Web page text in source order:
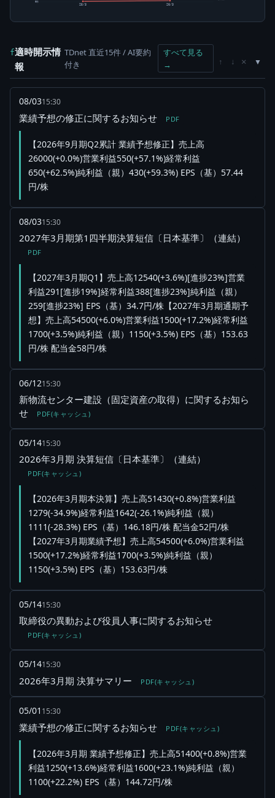
0株
25/3 26/3
f適時開示情
報
TDnet 直近15件 / AI要約
付き
すべて見る
→
↑ ↓ ×
08/0315:30
業績予想の修正に関するお知らせ PDF
【2026年9月期Q2累計 業績予想修正】売上高
26000(+0.0%)営業利益550(+57.1%)経常利益
650(+62.5%)純利益（親）430(+59.3%) EPS（基）57.44
円/株
08/0315:30
2027年3月期第1四半期決算短信〔日本基準〕（連結）
PDF
【2027年3月期Q1】売上高12540(+3.6%)[進捗23%]営業
利益291[進捗19%]経常利益388[進捗23%]純利益（親）
259[進捗23%] EPS（基）34.7円/株【2027年3月期通期予
想】売上高54500(+6.0%)営業利益1500(+17.2%)経常利益
1700(+3.5%)純利益（親）1150(+3.5%) EPS（基）153.63
円/株 配当金58円/株
06/1215:30
新物流センター建設（固定資産の取得）に関するお知ら
せ
PDF(キャッシュ)
05/1415:30
2026年3月期 決算短信〔日本基準〕（連結）
PDF(キャッシュ)
【2026年3月期本決算】売上高51430(+0.8%)営業利益
1279(-34.9%)経常利益1642(-26.1%)純利益（親）
1111(-28.3%) EPS（基）146.18円/株 配当金52円/株
【2027年3月期業績予想】売上高54500(+6.0%)営業利益
1500(+17.2%)経常利益1700(+3.5%)純利益（親）
1150(+3.5%) EPS（基）153.63円/株
05/1415:30
取締役の異動および役員人事に関するお知らせ
PDF(キャッシュ)
05/1415:30
2026年3月期 決算サマリー PDF(キャッシュ)
05/01 15:30
業績予想の修正に関するお知らせ PDF(キャッシュ)
【2026年3月期 業績予想修正】売上高51400(+0.8%)営業
利益1250(+13.6%)経常利益1600(+23.1%)純利益（親）
1100(+22.2%) EPS（基）144.72円/株